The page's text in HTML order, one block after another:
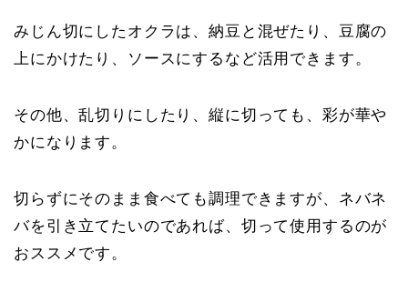
みじん切にしたオクラは、納豆と混ぜたり、豆腐の
上にかけたり、ソースにするなど活用できます。
その他、乱切りにしたり、縦に切っても、彩が華や
かになります。
切らずにそのまま食べても調理できますが、ネバネ
バを引き立てたいのであれば、切って使用するのが
おススメです。